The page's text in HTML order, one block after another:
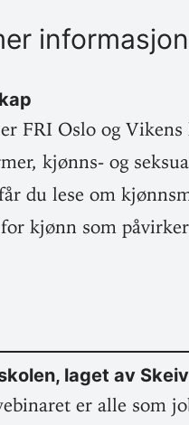
informasjon
FRI Oslo og
kjønns- og
du lese om
kjønn som
laget av
er alle som